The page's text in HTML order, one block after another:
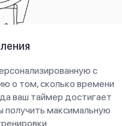
с
о том, сколько времени
ваш таймер достигает
получить максимальную